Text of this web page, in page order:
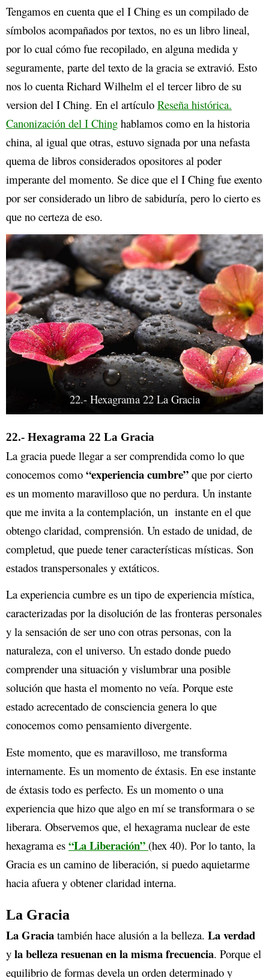
Tengamos en cuenta que el I Ching es un compilado de
símbolos acompañados por textos, no es un libro lineal,
por lo cual cómo fue recopilado, en alguna medida y
seguramente, parte del texto de la gracia se extravió. Esto
nos lo cuenta Richard Wilhelm el el tercer libro de su
version del I Ching. En el artículo Reseña histórica.
Canonización del I Ching hablamos como en la historia
china, al igual que otras, estuvo signada por una nefasta
quema de libros considerados opositores al poder
imperante del momento. Se dice que el I Ching fue exento
por ser considerado un libro de sabiduría, pero lo cierto es
que no certeza de eso.
22.- Hexagrama 22 La Gracia
22.- Hexagrama 22 La Gracia
La gracia puede llegar a ser comprendida como lo que
conocemos como “experiencia cumbre” que por cierto
es un momento maravilloso que no perdura. Un instante
que me invita a la contemplación, un instante en el que
obtengo claridad, comprensión. Un estado de unidad, de
completud, que puede tener características místicas. Son
estados transpersonales y extáticos.
La experiencia cumbre es un tipo de experiencia mística,
caracterizadas por la disolución de las fronteras personales
y la sensación de ser uno con otras personas, con la
naturaleza, con el universo. Un estado donde puedo
comprender una situación y vislumbrar una posible
solución que hasta el momento no veía. Porque este
estado acrecentado de consciencia genera lo que
conocemos como pensamiento divergente.
Este momento, que es maravilloso, me transforma
internamente. Es un momento de éxtasis. En ese instante
de éxtasis todo es perfecto. Es un momento o una
experiencia que hizo que algo en mí se transformara o se
liberara. Observemos que, el hexagrama nuclear de este
hexagrama es “La Liberación” (hex 40). Por lo tanto, la
Gracia es un camino de liberación, si puedo aquietarme
hacia afuera y obtener claridad interna.
La Gracia
La Gracia también hace alusión a la belleza. La verdad
y la belleza resuenan en la misma frecuencia. Porque el
equilibrio de formas devela un orden determinado y